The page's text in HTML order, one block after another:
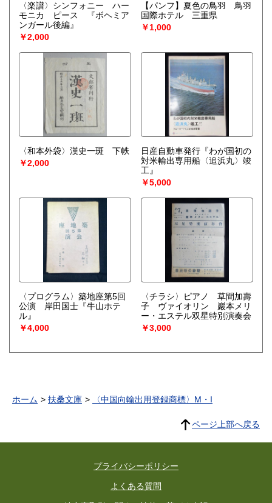
〈楽譜〉シンフォニー ハー
モニカ ピース 『ボヘミア
ンガール後編』
￥2,000
【パンフ】夏色の鳥羽 鳥羽
国際ホテル 三重県
￥1,000
〈和本外袋〉漢史一斑 下帙
￥2,000
日産自動車発行『わが国初の
対米輸出専用船〈追浜丸〉竣
工』
￥5,000
〈プログラム〉築地座第5回
公演 岸田国士『牛山ホテ
ル』
￥4,000
〈チラシ〉ピアノ 草間加壽
子 ヴァイオリン 巖本メリ
ー・エステル双星特別演奏会
￥3,000
ホーム 扶桑文庫 〈中国向輸出用登録商標〉M・I
ページ上部へ戻る
プライバシーポリシー
よくある質問